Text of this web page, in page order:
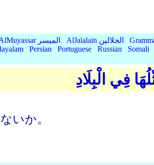
AlMuyassar الميسر AlJalalain الجلالين
Persian Portuguese Russian Somali
فِي الْبِلَادِ
いか。